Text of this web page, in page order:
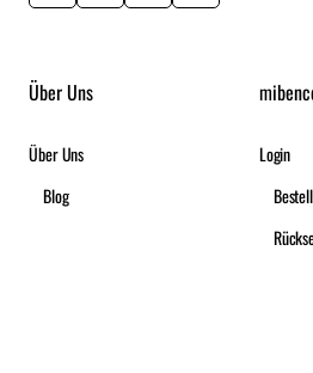
Über Uns
Über Uns
Blog
Login